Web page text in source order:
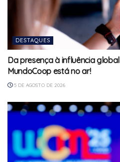
DESTAQUES
Da presença à influência
MundoCoop está no ar!
5 DE AGOSTO DE 2026